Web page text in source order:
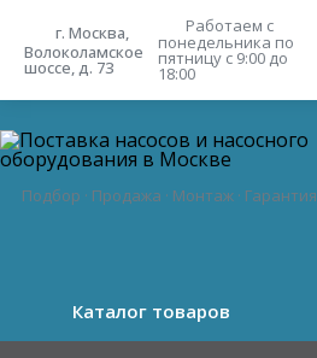
г. Москва,
Волоколамское
шоссе, д. 73
Работаем с
понедельника по
пятницу с 9:00 до
18:00
Подбор · Продажа · Монтаж · Гарантия
Каталог товаров